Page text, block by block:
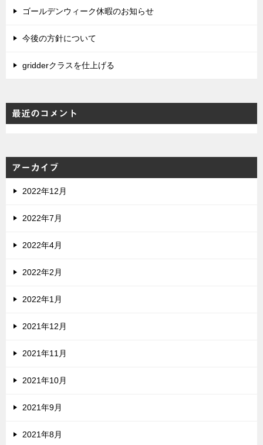
ゴールデンウィーク休暇のお知らせ
今後の方針について
gridderクラスを仕上げる
最近のコメント
アーカイブ
2022年12月
2022年7月
2022年4月
2022年2月
2022年1月
2021年12月
2021年11月
2021年10月
2021年9月
2021年8月